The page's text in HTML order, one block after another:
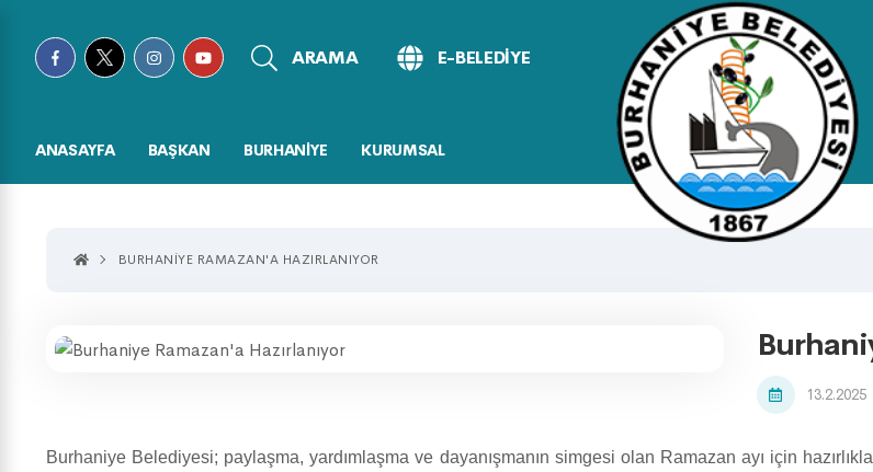
ARAMA E-BELEDİYE
ANASAYFA BAŞKAN BURHANİYE KURUMSAL
BURHANIYE RAMAZAN'A HAZIRLANIYOR
13.2.2025
Burhaniye Belediyesi; paylaşma, yardımlaşma ve dayanışmanın simgesi olan Ramazan ayı için